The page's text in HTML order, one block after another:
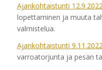
Ajankohtaistunti
lopettaminen ja muuta
valmistelua.
Ajankohtaistunti
varroatorjunta ja pesän